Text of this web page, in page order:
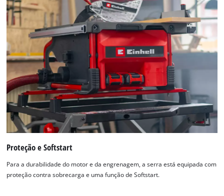
Proteção e Softstart
Para a durabilidade do motor e da engrenagem, a serra está equipada com
proteção contra sobrecarga e uma função de Softstart.